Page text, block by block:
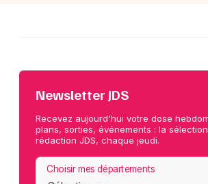
Newsletter JDS
Recevez aujourd'hui votre dose
plans, sorties, événements : la
rédaction JDS, chaque jeudi.
Choisir mes départements